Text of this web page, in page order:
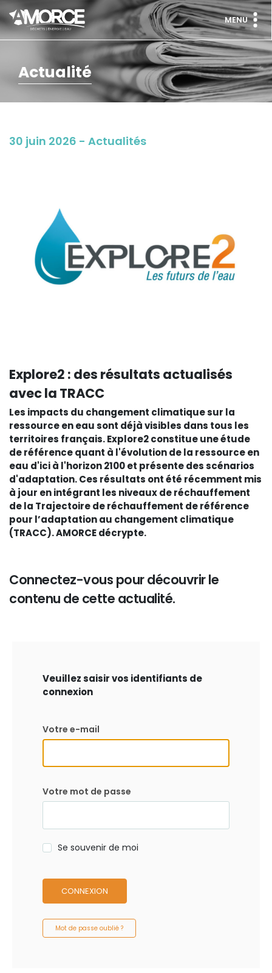
MENU
Actualité
30 juin 2026 - Actualités
Explore2 : des résultats actualisés
avec la TRACC
Les impacts du changement climatique sur la
ressource en eau sont déjà visibles dans tous les
territoires français. Explore2 constitue une étude
de référence quant à l'évolution de la ressource en
eau d'ici à l'horizon 2100 et présente des scénarios
d'adaptation. Ces résultats ont été récemment mis
à jour en intégrant les niveaux de réchauffement
de la Trajectoire de réchauffement de référence
pour l’adaptation au changement climatique
(TRACC). AMORCE décrypte.
Connectez-vous pour découvrir le
contenu de cette actualité.
Veuillez saisir vos identifiants de
connexion
Votre e-mail
Votre mot de passe
Se souvenir de moi
CONNEXION
Mot de passe oublié ?